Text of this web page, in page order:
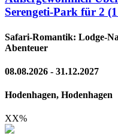
Serengeti-Park für 2
Safari-Romantik: Lodge-
Abenteuer
08.08.2026 - 31.12.2027
Hodenhagen, Hodenhagen
XX%